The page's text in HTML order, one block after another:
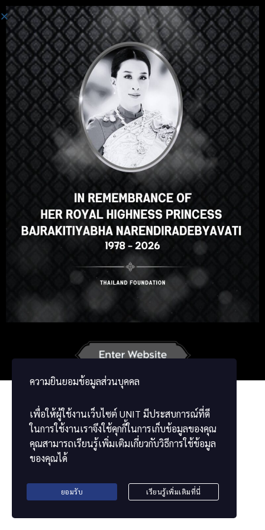
Einloggen
Hallo, toller Kurs, oder? Gefällt
Ihnen dieser Kurs?
FÜR DEN KURS ANMELDEN
ความยินยอมข้อมูลส่วนบุคคล
เพื่อให้ผู้ใช้งานเว็บไซต์ UNIT มีประสบการณ์ที่ดี
ในการใช้งานเราจึงใช้คุกกี้ในการเก็บข้อมูลของคุณ
คุณสามารถเรียนรู้เพิ่มเติมเกี่ยวกับวิธีการใช้ข้อมูล
ของคุณได้
ยอมรับ เรียนรู้เพิ่มเติมที่นี่
Select your language
English ภาษาไทย
Korean Japanese
Chinese
ខ្មែរ